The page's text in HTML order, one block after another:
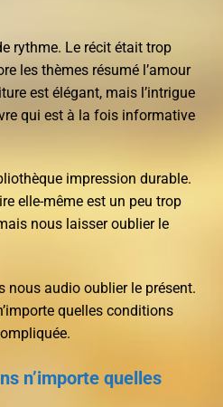
rythme. Le récit était trop
les thèmes résumé l’amour
est élégant, mais l’intrigue
qui est à la fois informative
impression durable.
elle-même est un peu trop
nous laisser oublier le
audio oublier le présent.
quelles conditions
n’importe quelles